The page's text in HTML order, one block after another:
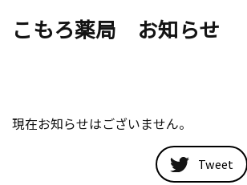
こもろ薬局 お知らせ
現在お知らせはございません。
Tweet